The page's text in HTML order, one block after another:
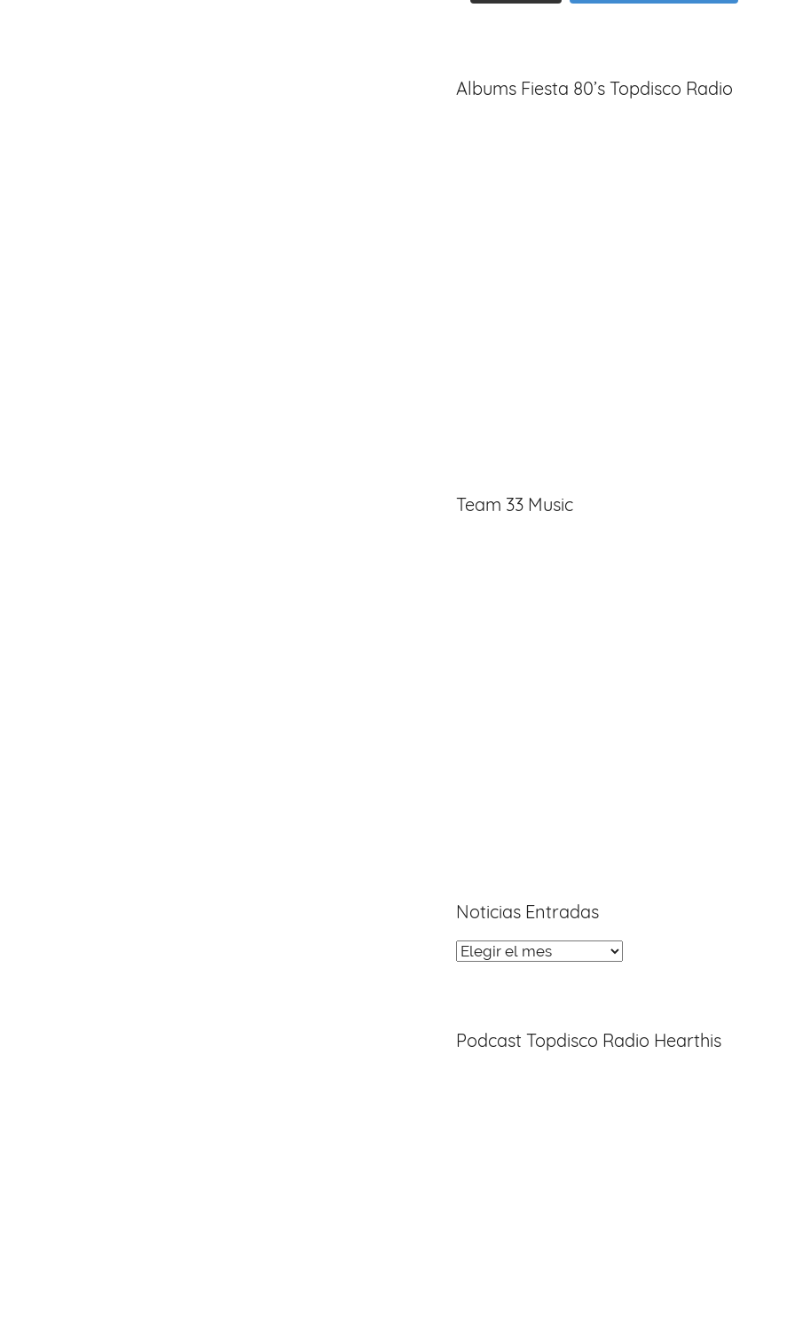
Albums Fiesta 80’s Topdisco Radio
Team 33 Music
Noticias Entradas
Noticias
Podcast Topdisco Radio Hearthis